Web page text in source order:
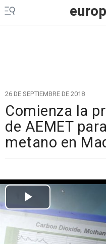
26 DE SEPTIEMBRE DE 2018
Comienza la
de AEMET
metano en